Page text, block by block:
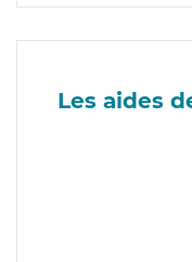
Les aides